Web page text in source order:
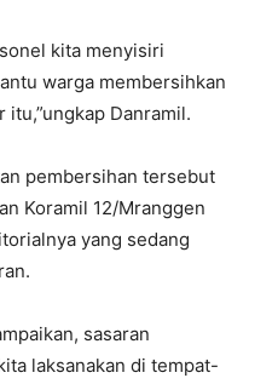
kita menyisiri
warga membersihkan
Danramil.
pembersihan tersebut
Koramil 12/Mranggen
yang sedang
sasaran
laksanakan di tempat-